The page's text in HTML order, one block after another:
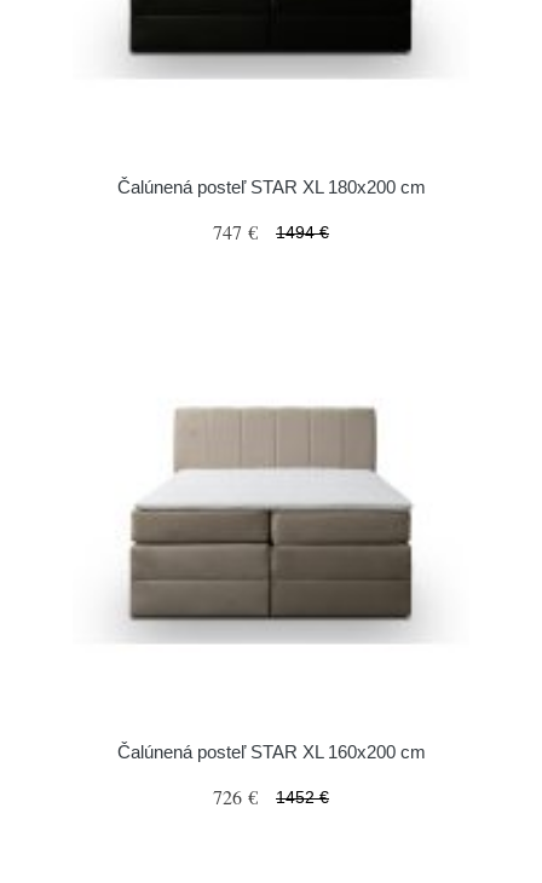
Čalúnená posteľ STAR XL 180x200 cm
747 € 1494 €
Čalúnená posteľ STAR XL 160x200 cm
726 € 1452 €